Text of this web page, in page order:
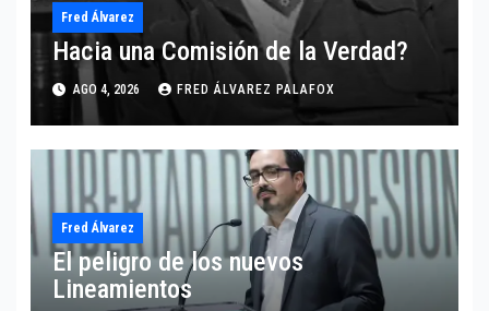
Fred Álvarez
Hacia una Comisión de la Verdad?
AGO 4, 2026 FRED ÁLVAREZ PALAFOX
Fred Álvarez
El peligro de los nuevos
Lineamientos